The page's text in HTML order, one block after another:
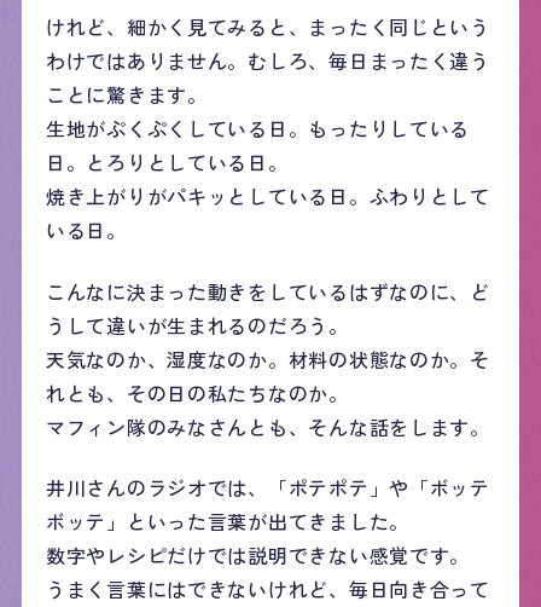
けれど、細かく見てみると、まったく同じという
わけではありません。むしろ、毎日まったく違う
ことに驚きます。
生地がぷくぷくしている日。もったりしている
日。とろりとしている日。
焼き上がりがパキッとしている日。ふわりとして
いる日。
こんなに決まった動きをしているはずなのに、ど
うして違いが生まれるのだろう。
天気なのか、湿度なのか。材料の状態なのか。そ
れとも、その日の私たちなのか。
マフィン隊のみなさんとも、そんな話をします。
井川さんのラジオでは、「ポテポテ」や「ボッテ
ボッテ」といった言葉が出てきました。
数字やレシピだけでは説明できない感覚です。
うまく言葉にはできないけれど、毎日向き合って